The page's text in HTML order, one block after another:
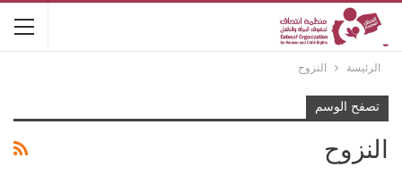
الرئيسة النزوح
تصفح الوسم
النزوح